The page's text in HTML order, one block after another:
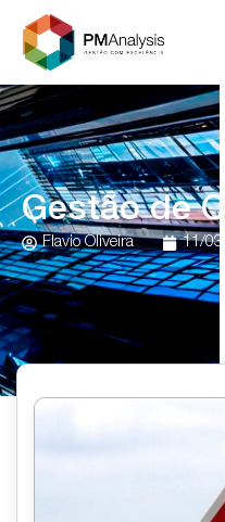
Gestão de
Flavio Oliveira 11/